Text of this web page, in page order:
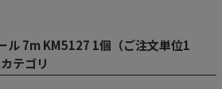
ル 7m KM5127 1個（ご注文単位1
テゴリ